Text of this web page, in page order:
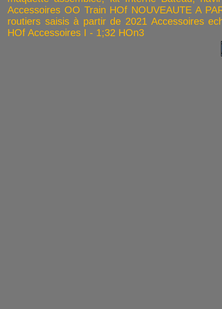
Accessoires OO Train HOf NOUVEAUTE A
routiers saisis à partir de 2021 Accessoires
HOf Accessoires I - 1;32 HOn3